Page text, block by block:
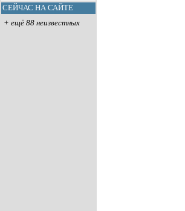
СЕЙЧАС НА САЙТЕ
+ ещё 88 неизвестных